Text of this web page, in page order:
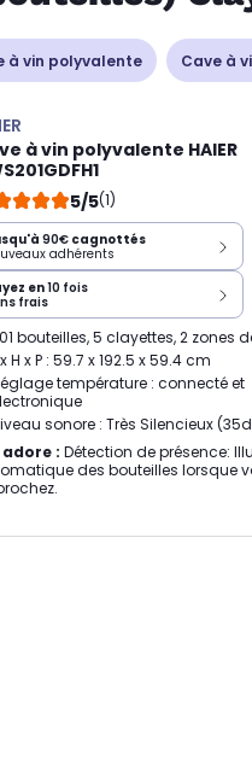
à vin polyvalente Cave à
à vin polyvalente HAIER
5/5(1)
90€ cagnottés
adhérents
en10 fois
frais
bouteilles, 5 clayettes, 2 zones
H x P : 59.7 x 192.5 x 59.4 cm
température : connecté et
sonore : Très Silencieux
adore : Détection de présence:
des bouteilles lorsque